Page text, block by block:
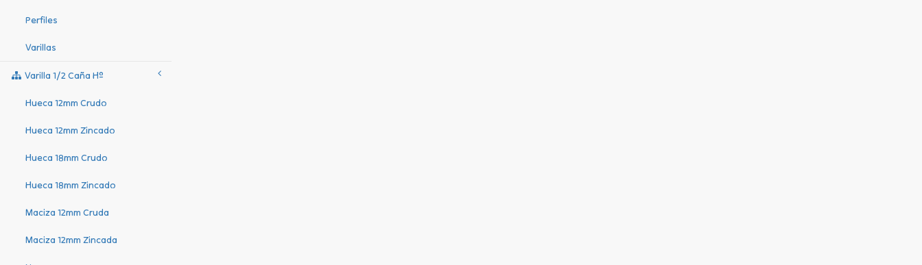
Perfiles
Varillas
Varilla 1/2 Caña Hº
Hueca 12mm Crudo
Hueca 12mm Zincado
Hueca 18mm Crudo
Hueca 18mm Zincado
Maciza 12mm Cruda
Maciza 12mm Zincada